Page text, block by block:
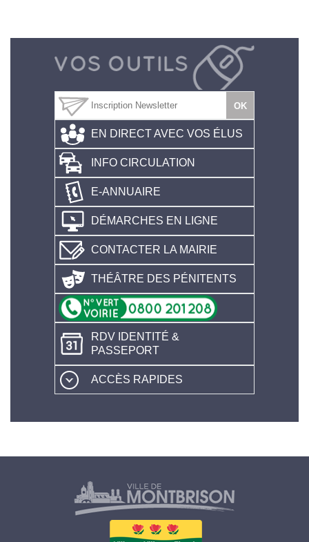
EN DIRECT AVEC VOS ÉLUS
INFO CIRCULATION
E-ANNUAIRE
DÉMARCHES EN LIGNE
CONTACTER LA MAIRIE
THÉÂTRE DES PÉNITENTS
RDV IDENTITÉ &
PASSEPORT
ACCÈS RAPIDES